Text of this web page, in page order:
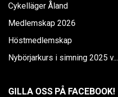
Cykelläger Åland
Medlemskap 2026
Höstmedlemskap
Nybörjarkurs i simning 2025 v...
GILLA OSS PÅ FACEBOOK!